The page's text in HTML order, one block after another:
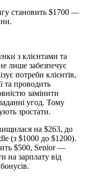
становить $1700 —
з клієнтами та
лише забезпечує
потреби клієнтів,
та проводить
замінити
угод. Тому
зростати.
на $263, до
(з $1000 до $1200).
$500, Senior —
на зарплату від